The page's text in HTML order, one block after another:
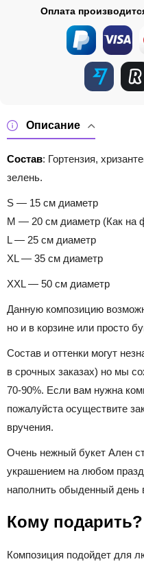
Описание
Состав: Гортензия,
зелень.
S — 15 см диаметр
M — 20 см диаметр (Как на
L — 25 см диаметр
XL — 35 см диаметр
XXL — 50 см диаметр
Данную композицию
но и в корзине или просто
Состав и оттенки могут
в срочных заказах) но мы
70-90%. Если вам нужна
пожалуйста осуществите
вручения.
Очень нежный букет Ален
украшением на любом
наполнить обыденный день
Кому подарить?
Композиция подойдет для
Оплата